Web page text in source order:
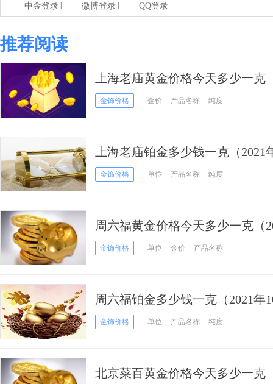
中金登录 微博登录 QQ登录
推荐阅读
上海老庙黄金价格今天多少一克
金饰价格 金价 产品名称 纯度
上海老庙铂金多少钱一克（2021
金饰价格 单位 产品名称 纯度
周六福黄金价格今天多少一克（
格金饰价格 单位 金价 产品名称
周六福铂金多少钱一克（2021年
金饰价格 单位 产品名称 纯度
北京菜百黄金价格今天多少一克